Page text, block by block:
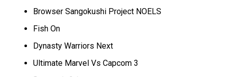
Browser Sangokushi Project NOELS
Fish On
Dynasty Warriors Next
Ultimate Marvel Vs Capcom 3